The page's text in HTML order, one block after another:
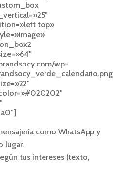
top»
wp-
como WhatsApp y
lugar.
tus intereses (texto,